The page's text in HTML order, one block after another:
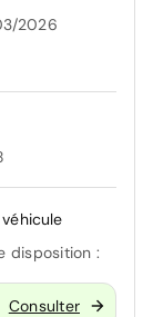
2026
disposition :
Consulter